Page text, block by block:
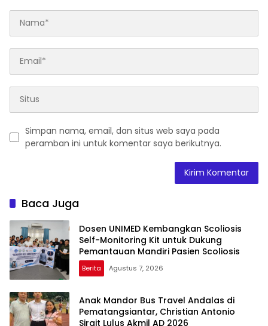
Simpan nama, email, dan situs web saya pada
peramban ini untuk komentar saya berikutnya.
Baca Juga
Dosen UNIMED Kembangkan Scoliosis
Self-Monitoring Kit untuk Dukung
Pemantauan Mandiri Pasien Scoliosis
Berita Agustus 7, 2026
Anak Mandor Bus Travel Andalas di
Pematangsiantar, Christian Antonio
Sirait Lulus Akmil AD 2026